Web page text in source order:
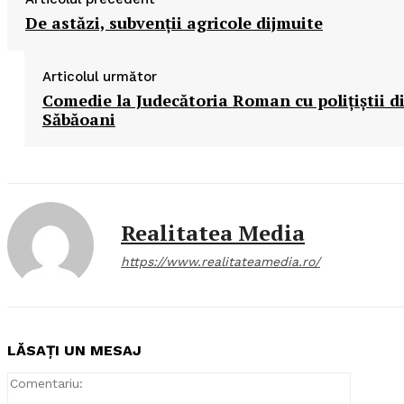
De astăzi, subvenţii agricole dijmuite
Articolul următor
Comedie la Judecătoria Roman cu poliţiştii
Săbăoani
Realitatea Media
https://www.realitateamedia.ro/
LĂSAȚI UN MESAJ